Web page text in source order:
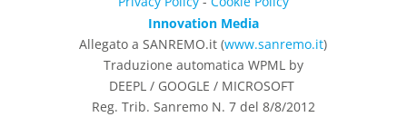
Innovation Media
Allegato a SANREMO.it (www.sanremo.it)
Traduzione automatica WPML by
DEEPL / GOOGLE / MICROSOFT
Reg. Trib. Sanremo N. 7 del 8/8/2012